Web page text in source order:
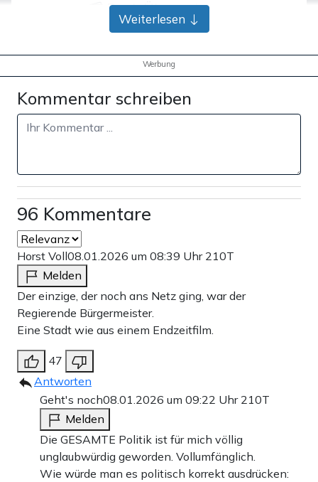
Bank-Überweisung
Weiterlesen
Werbung
Kommentar schreiben
96 Kommentare
Horst Voll08.01.2026 um 08:39 Uhr 210T
Melden
Der einzige, der noch ans Netz ging, war der
Regierende Bürgermeister.
Eine Stadt wie aus einem Endzeitfilm.
47
Antworten
Geht's noch08.01.2026 um 09:22 Uhr 210T
Melden
Die GESAMTE Politik ist für mich völlig
unglaubwürdig geworden. Vollumfänglich.
Wie würde man es politisch korrekt ausdrücken: